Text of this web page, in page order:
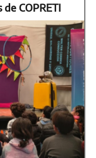
COPRETI